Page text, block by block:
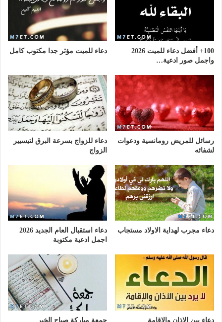
100+ أفضل دعاء للميت 2026
واجمل صور ادعية…
دعاء للميت مؤثر جدا مكتوب كامل
رسائل للمريض رومانسية ودعوات
لشفائه
دعاء للزواج بسرعة البرق لتيسيير
الزواج
دعاء مجرب لهداية الاولاد مستجاب
دعاء استقبال العام الجديد 2026
اجمل ادعية مكتوبة
دعاء بين الاذان والاقامة جمعة مباركة صباح الخير